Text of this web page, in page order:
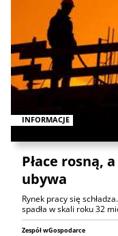
INFORMACJE
Płace rosną,
ubywa
Rynek pracy się
spadła w skali roku 32
Zespół wGospodarce